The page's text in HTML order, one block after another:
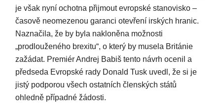
je však nyní ochotna přijmout evropské stanovisko –
časově neomezenou garanci otevření irských hranic.
Naznačila, že by byla nakloněna možnosti
„prodlouženého brexitu“, o který by musela Británie
zažádat. Premiér Andrej Babiš tento návrh ocenil a
předseda Evropské rady Donald Tusk uvedl, že si je
jistý podporou všech ostatních členských států
ohledně případné žádosti.